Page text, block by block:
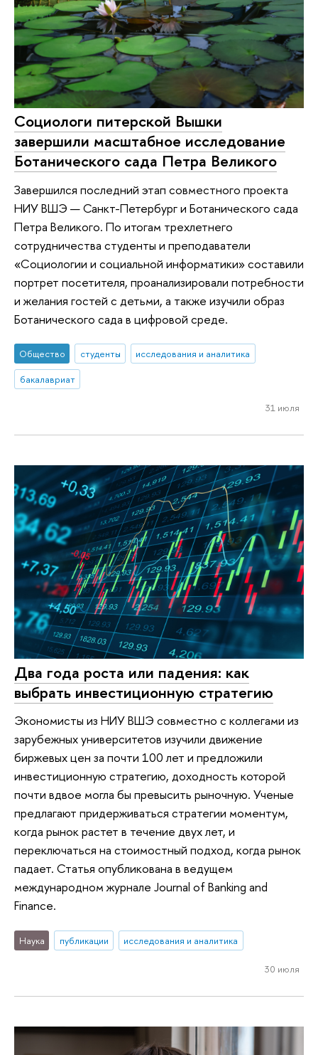
Социологи питерской Вышки
завершили масштабное исследование
Ботанического сада Петра Великого
Завершился последний этап совместного проекта
НИУ ВШЭ — Санкт-Петербург и Ботанического сада
Петра Великого. По итогам трехлетнего
сотрудничества студенты и преподаватели
«Социологии и социальной информатики» составили
портрет посетителя, проанализировали потребности
и желания гостей с детьми, а также изучили образ
Ботанического сада в цифровой среде.
Общество студенты
исследования и аналитика
бакалавриат
31 июля
Два года роста или падения: как
выбрать инвестиционную стратегию
Экономисты из НИУ ВШЭ совместно с коллегами из
зарубежных университетов изучили движение
биржевых цен за почти 100 лет и предложили
инвестиционную стратегию, доходность которой
почти вдвое могла бы превысить рыночную. Ученые
предлагают придерживаться стратегии моментум,
когда рынок растет в течение двух лет, и
переключаться на стоимостный подход, когда рынок
падает. Статья опубликована в ведущем
международном журнале Journal of Banking and
Finance.
Наука публикации исследования и аналитика
30 июля